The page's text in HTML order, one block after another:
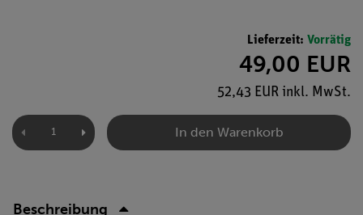
Lieferzeit: Vorrätig
49,00 EUR
52,43 EUR inkl. MwSt.
In den Warenkorb
Beschreibung